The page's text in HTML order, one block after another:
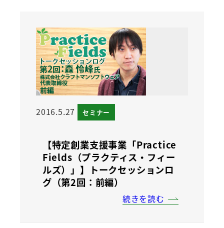
2016.5.27 セミナー
【特定創業支援事業「Practice
Fields（プラクティス・フィー
ルズ）」】トークセッションロ
グ（第2回：前編）
続きを読む